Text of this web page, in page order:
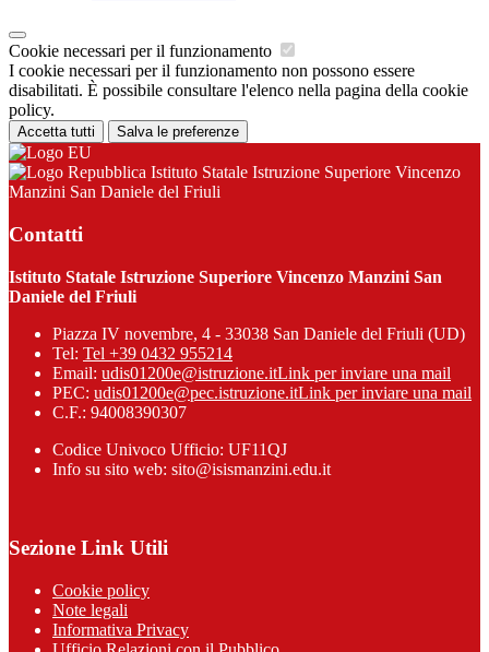
Cookie necessari per il funzionamento
I cookie necessari per il funzionamento non possono essere
disabilitati. È possibile consultare l'elenco nella pagina della cookie
policy.
Accetta tutti Salva le preferenze
Istituto Statale Istruzione Superiore Vincenzo
Manzini San Daniele del Friuli
Contatti
Istituto Statale Istruzione Superiore Vincenzo Manzini San
Daniele del Friuli
Piazza IV novembre, 4 - 33038 San Daniele del Friuli (UD)
Tel: Tel +39 0432 955214
Email: udis01200e@istruzione.itLink per inviare una mail
PEC: udis01200e@pec.istruzione.itLink per inviare una mail
C.F.: 94008390307
Codice Univoco Ufficio: UF11QJ
Info su sito web: sito@isismanzini.edu.it
Sezione Link Utili
Cookie policy
Note legali
Informativa Privacy